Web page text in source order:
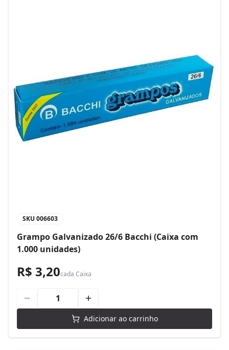
SKU 006603
Grampo Galvanizado 26/6 Bacchi (Caixa com
1.000 unidades)
R$ 3,20cada Caixa
Adicionar ao carrinho